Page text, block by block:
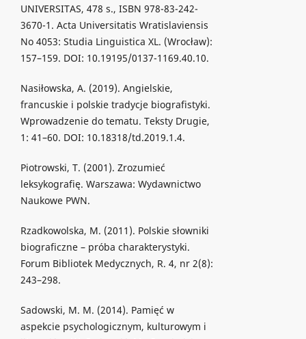
UNIVERSITAS, 478 s., ISBN 978-83-242-
3670-1. Acta Universitatis Wratislaviensis
No 4053: Studia Linguistica XL. (Wrocław):
157–159. DOI: 10.19195/0137-1169.40.10.
Nasiłowska, A. (2019). Angielskie,
francuskie i polskie tradycje biografistyki.
Wprowadzenie do tematu. Teksty Drugie,
1: 41–60. DOI: 10.18318/td.2019.1.4.
Piotrowski, T. (2001). Zrozumieć
leksykografię. Warszawa: Wydawnictwo
Naukowe PWN.
Rzadkowolska, M. (2011). Polskie słowniki
biograficzne – próba charakterystyki.
Forum Bibliotek Medycznych, R. 4, nr 2(8):
243–298.
Sadowski, M. M. (2014). Pamięć w
aspekcie psychologicznym, kulturowym i